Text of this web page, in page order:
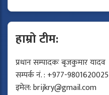
हाम्रो टीम:
प्रधान सम्पादकः बृजकुमार यादव
सम्पर्क नं. : +977-9801620025
इमेल:brijkry@gmail.com